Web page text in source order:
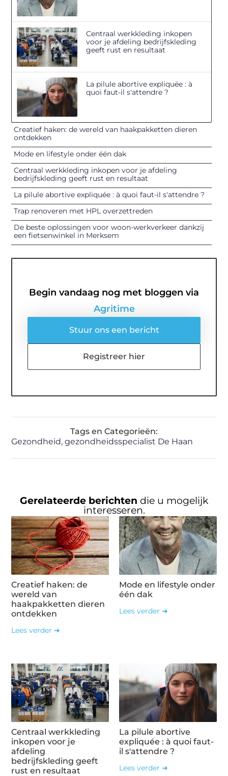
Centraal werkkleding inkopen
voor je afdeling bedrijfskleding
geeft rust en resultaat
La pilule abortive expliquée : à
quoi faut-il s'attendre ?
Creatief haken: de wereld van haakpakketten dieren
ontdekken
Mode en lifestyle onder één dak
Centraal werkkleding inkopen voor je afdeling
bedrijfskleding geeft rust en resultaat
La pilule abortive expliquée : à quoi faut-il s'attendre ?
Trap renoveren met HPL overzettreden
De beste oplossingen voor woon-werkverkeer dankzij
een fietsenwinkel in Merksem
Begin vandaag nog met bloggen via
Agritime
Stuur ons een bericht
Registreer hier
Tags en Categorieën:
Gezondheid,gezondheidsspecialist De Haan
Gerelateerde berichten die u mogelijk
interesseren.
Creatief haken: de
wereld van
haakpakketten dieren
ontdekken
Lees verder ➜
Mode en lifestyle onder
één dak
Lees verder ➜
Centraal werkkleding
inkopen voor je
afdeling
bedrijfskleding geeft
rust en resultaat
La pilule abortive
expliquée : à quoi faut-
il s'attendre ?
Lees verder ➜